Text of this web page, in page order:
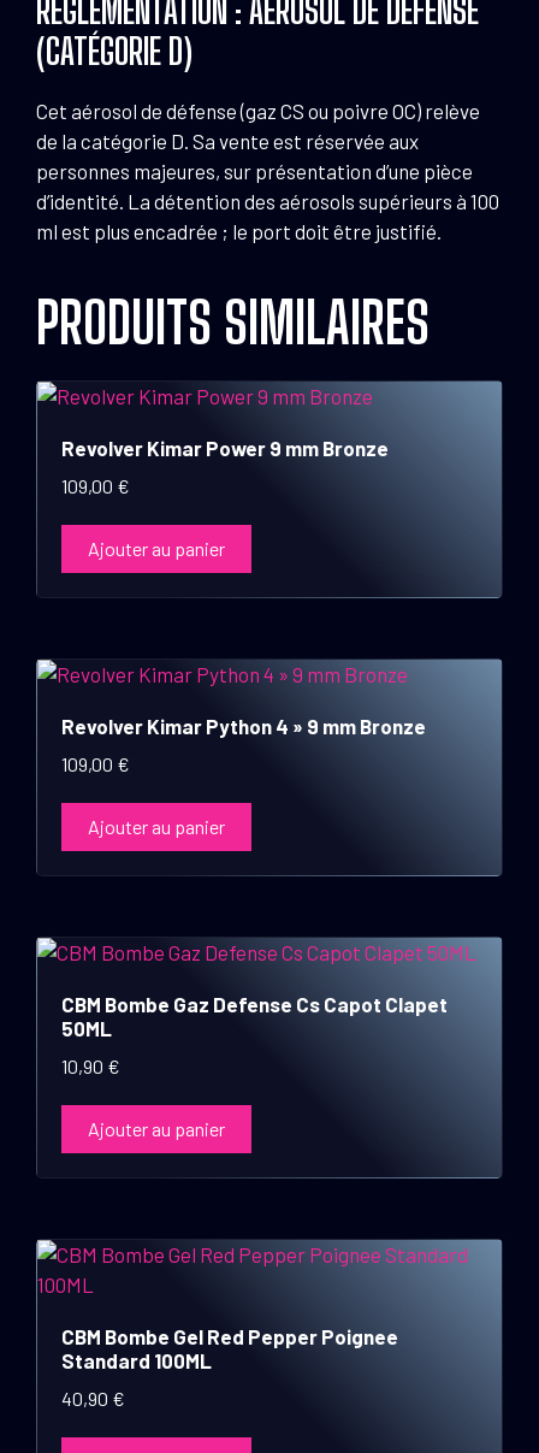
RÉGLEMENTATION : AÉROSOL DE DÉFENSE
(CATÉGORIE D)
Cet aérosol de défense (gaz CS ou poivre OC) relève
de la catégorie D. Sa vente est réservée aux
personnes majeures, sur présentation d’une pièce
d’identité. La détention des aérosols supérieurs à 100
ml est plus encadrée ; le port doit être justifié.
PRODUITS SIMILAIRES
Revolver Kimar Power 9 mm Bronze
109,00 €
Ajouter au panier
Revolver Kimar Python 4 » 9 mm Bronze
109,00 €
Ajouter au panier
CBM Bombe Gaz Defense Cs Capot Clapet
50ML
10,90 €
Ajouter au panier
CBM Bombe Gel Red Pepper Poignee
Standard 100ML
40,90 €